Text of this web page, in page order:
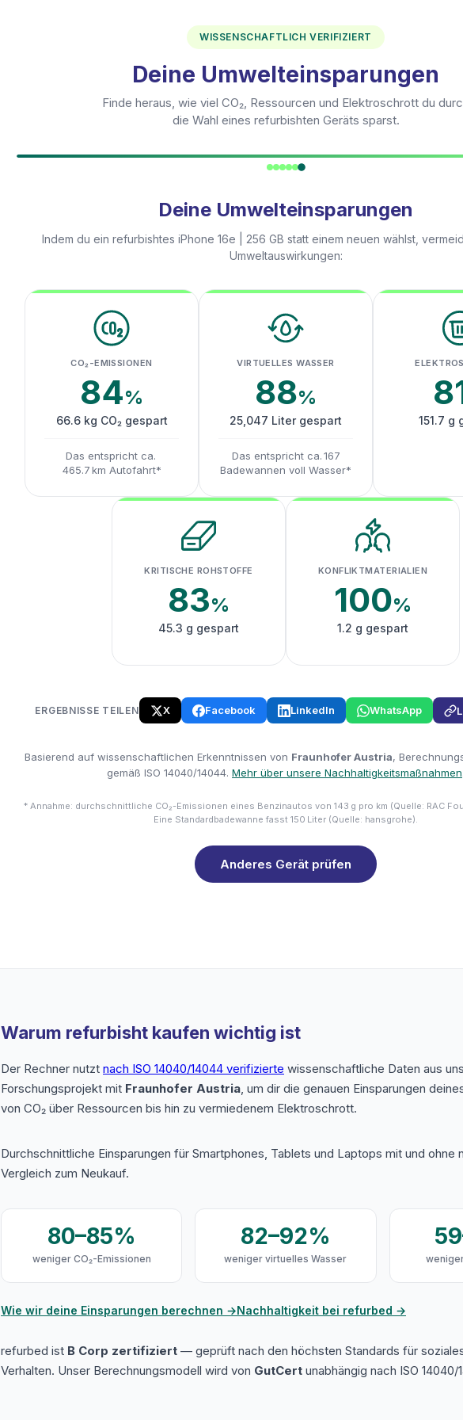
WISSENSCHAFTLICH VERIFIZIERT
Deine Umwelteinsparungen
Finde heraus, wie viel CO₂, Ressourcen und Elektroschrott du
die Wahl eines refurbishten Geräts sparst.
Deine Umwelteinsparungen
Indem du ein refurbishtes iPhone 16e | 256 GB statt einem neuen wählst,
Umweltauswirkungen:
CO₂-EMISSIONEN
84%
66.6 kg CO₂ gespart
Das entspricht ca.
465.7 km Autofahrt*
VIRTUELLES WASSER
88%
25,047 Liter gespart
Das entspricht ca. 167
Badewannen voll Wasser*
151.7 g
KRITISCHE ROHSTOFFE
83%
45.3 g gespart
KONFLIKTMATERIALIEN
100%
1.2 g gespart
ERGEBNISSE TEILEN X Facebook LinkedIn WhatsApp
Basierend auf wissenschaftlichen Erkenntnissen von Fraunhofer Austria,
gemäß ISO 14040/14044. Mehr über unsere Nachhaltigkeitsmaßnahmen
* Annahme: durchschnittliche CO₂-Emissionen eines Benzinautos von 143 g pro km (Quelle: RAC
Eine Standardbadewanne fasst 150 Liter (Quelle: hansgrohe).
Anderes Gerät prüfen
Warum refurbisht kaufen wichtig ist
Der Rechner nutzt nach ISO 14040/14044 verifizierte wissenschaftliche Daten aus
Forschungsprojekt mit Fraunhofer Austria, um dir die genauen Einsparungen
von CO₂ über Ressourcen bis hin zu vermiedenem Elektroschrott.
Durchschnittliche Einsparungen für Smartphones, Tablets und Laptops mit und ohne
Vergleich zum Neukauf.
80–85%
weniger CO₂-Emissionen
82–92%
weniger virtuelles Wasser
Wie wir deine Einsparungen berechnen →Nachhaltigkeit bei refurbed →
refurbed ist B Corp zertifiziert — geprüft nach den höchsten Standards für
Verhalten. Unser Berechnungsmodell wird von GutCert unabhängig nach ISO